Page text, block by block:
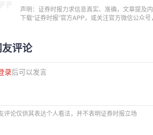
声明：证券时报力求信息真实、准确，文章提及
下载“证券时报”官方APP，或关注官方微信公众
评论
录后可以发言
评论仅供其表达个人看法，并不表明证券时报立场